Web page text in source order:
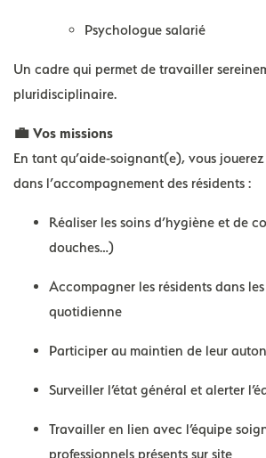
Psychologue salarié
Un cadre qui permet de travailler
pluridisciplinaire.
💼 Vos missions
En tant qu’aide-soignant(e), vous
dans l’accompagnement des résidents :
Réaliser les soins d’hygiène et de
douches…)
Accompagner les résidents dans
quotidienne
Participer au maintien de leur
Surveiller l’état général et alerter
Travailler en lien avec l’équipe
professionnels présents sur site